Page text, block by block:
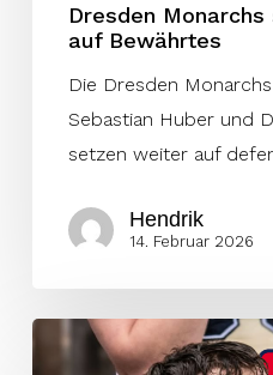
Dresden
auf Bewährtes
Die Dresden
Sebastian Huber und
setzen weiter auf
Hendrik
14. Februar 2026
Fabian